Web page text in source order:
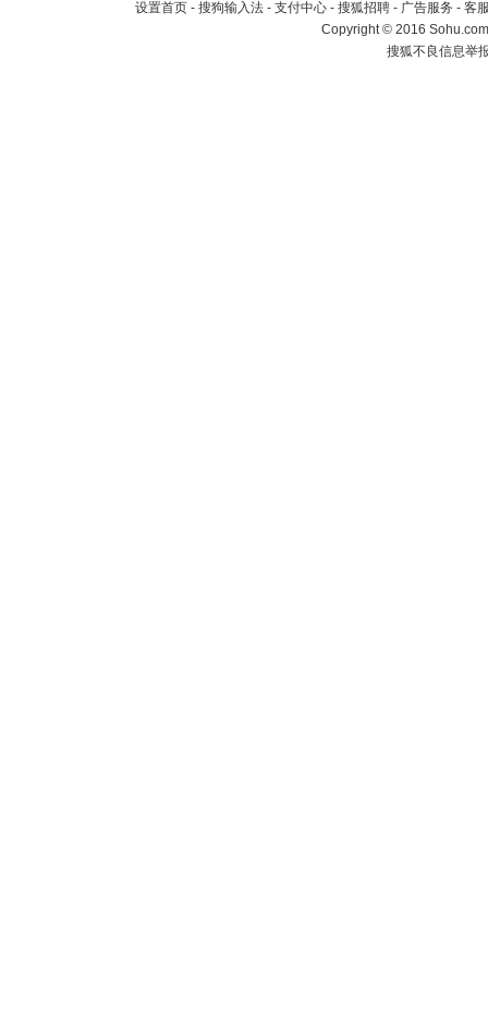
设置首页 - 搜狗输入法 - 支付中心 - 搜狐招聘 - 广告服务 - 客
Copyright©2016
搜狐不良信息举